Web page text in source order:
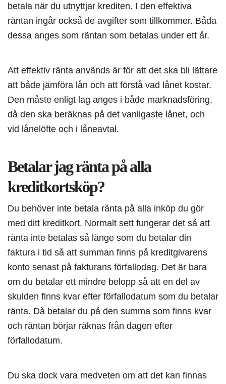
betala när du utnyttjar krediten. I den effektiva
räntan ingår också de avgifter som tillkommer. Båda
dessa anges som räntan som betalas under ett år.
Att effektiv ränta används är för att det ska bli lättare
att både jämföra lån och att förstå vad lånet kostar.
Den måste enligt lag anges i både marknadsföring,
då den ska beräknas på det vanligaste lånet, och
vid lånelöfte och i låneavtal.
Betalar jag ränta på alla
kreditkortsköp?
Du behöver inte betala ränta på alla inköp du gör
med ditt kreditkort. Normalt sett fungerar det så att
ränta inte betalas så länge som du betalar din
faktura i tid så att summan finns på kreditgivarens
konto senast på fakturans förfallodag. Det är bara
om du betalar ett mindre belopp så att en del av
skulden finns kvar efter förfallodatum som du betalar
ränta. Då betalar du på den summa som finns kvar
och räntan börjar räknas från dagen efter
förfallodatum.
Du ska dock vara medveten om att det kan finnas